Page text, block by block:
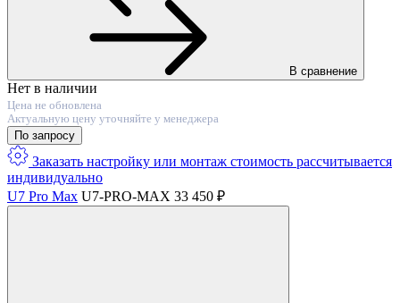
В сравнение
Нет в наличии
Цена не обновлена
Актуальную цену уточняйте у менеджера
По запросу
Заказать настройку или монтаж стоимость расcчитывается
индивидуально
U7 Pro Max U7-PRO-MAX 33 450 ₽